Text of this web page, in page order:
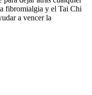
fibromialgia y el Tai Chi
a vencer la